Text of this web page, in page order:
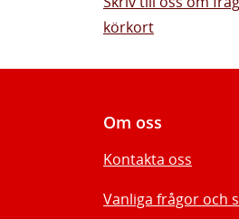
körkort
Om oss
Kontakta oss
Vanliga frågor och